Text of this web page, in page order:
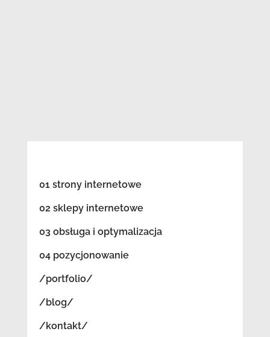
01 strony internetowe
02 sklepy internetowe
03 obsługa i optymalizacja
04 pozycjonowanie
/portfolio/
/blog/
/kontakt/